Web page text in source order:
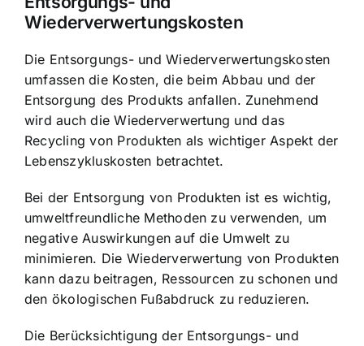
Wiederverwertungskosten
Die Entsorgungs- und Wiederverwertungskosten
umfassen die Kosten, die beim Abbau und der
Entsorgung des Produkts anfallen. Zunehmend
wird auch die Wiederverwertung und das
Recycling von Produkten als wichtiger Aspekt der
Lebenszykluskosten betrachtet.
Bei der Entsorgung von Produkten ist es wichtig,
umweltfreundliche Methoden zu verwenden, um
negative Auswirkungen auf die Umwelt zu
minimieren. Die Wiederverwertung von Produkten
kann dazu beitragen, Ressourcen zu schonen und
den ökologischen Fußabdruck zu reduzieren.
Die Berücksichtigung der Entsorgungs- und